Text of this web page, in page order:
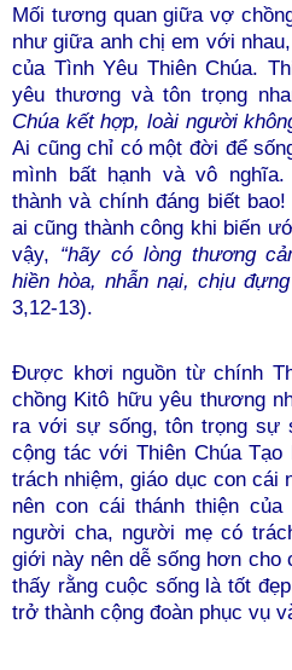
Mối tương quan giữa vợ
như giữa anh chị em với
của Tình Yêu Thiên Chúa.
yêu thương và tôn trọng
Chúa kết hợp, loài người
Ai cũng chỉ có một đời để
mình bất hạnh và vô
thành và chính đáng biết
ai cũng thành công khi biến
vậy, “hãy có lòng thương
hiền hòa, nhẫn nại, chịu
3,12-13).
Được khơi nguồn từ chính
chồng Kitô hữu yêu thương
ra với sự sống, tôn trọng sự
cộng tác với Thiên Chúa
trách nhiệm, giáo dục con cái
nên con cái thánh thiện
người cha, người mẹ có
giới này nên dễ sống hơn cho
thấy rằng cuộc sống là tốt
trở thành cộng đoàn phục vụ